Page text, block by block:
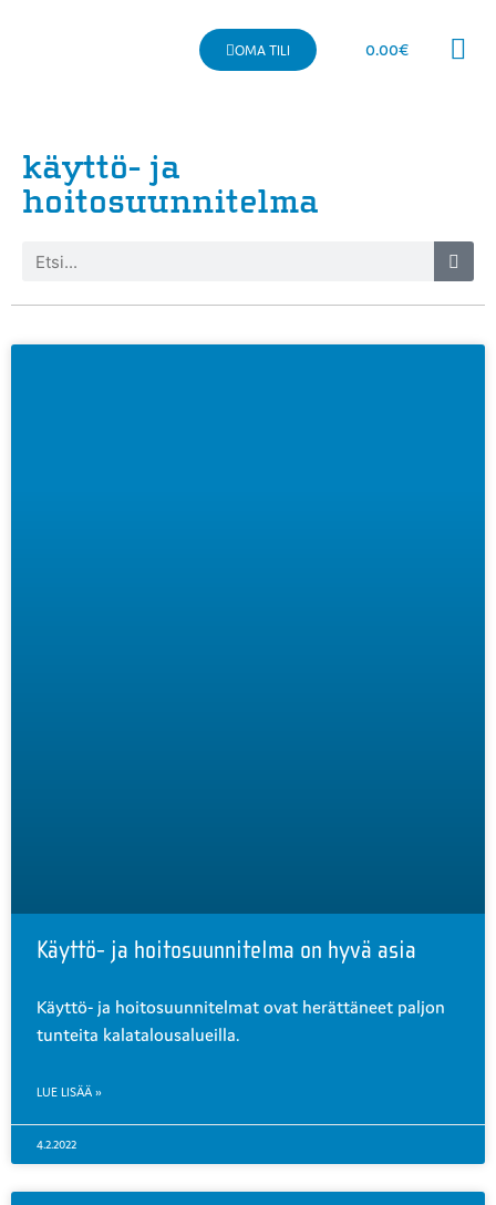
OMA TILI 0.00€
käyttö- ja
hoitosuunnitelma
Käyttö- ja hoitosuunnitelma on hyvä asia
Käyttö- ja hoitosuunnitelmat ovat herättäneet paljon
tunteita kalatalousalueilla.
LUE LISÄÄ »
4.2.2022